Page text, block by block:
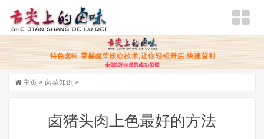
主页 > 卤菜知识 >
卤猪头肉上色最好的方法